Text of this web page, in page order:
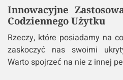
Innowacyjne
Codziennego Użytku
Rzeczy, które posiadamy na
zaskoczyć nas swoimi
Warto spojrzeć na nie z innej